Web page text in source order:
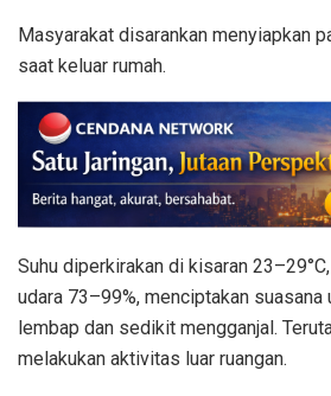
Masyarakat disarankan menyiapkan
saat keluar rumah.
Suhu diperkirakan di kisaran
udara 73–99%, menciptakan suasana
lembap dan sedikit mengganjal.
melakukan aktivitas luar ruangan.